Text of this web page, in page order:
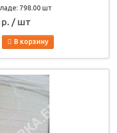
798.00 шт
р. / шт
В корзину